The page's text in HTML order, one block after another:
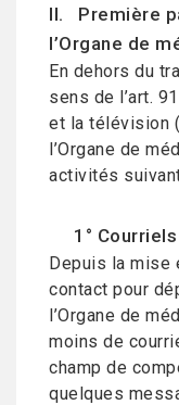
II. Première
l’Organe de
En dehors du
sens de l’art.
et la télévision
l’Organe de
activités
1° Courriels
Depuis la mise
contact pour
l’Organe de
moins de
champ de
quelques